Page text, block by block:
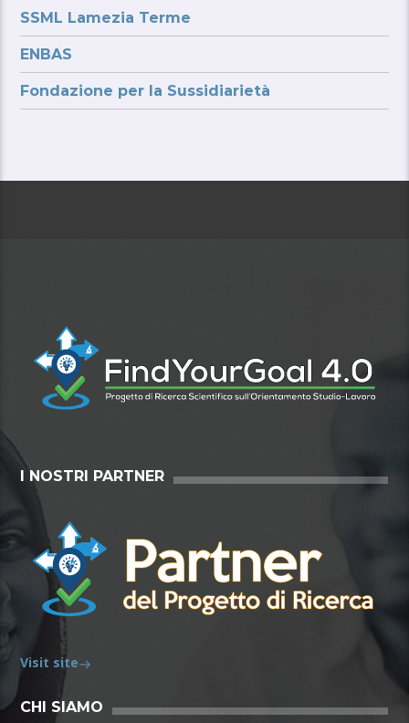
SSML Lamezia Terme
ENBAS
Fondazione per la Sussidiarietà
I NOSTRI PARTNER
Visit site
CHI SIAMO